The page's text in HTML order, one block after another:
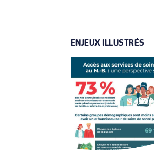
ENJEUX ILLUSTRÉS